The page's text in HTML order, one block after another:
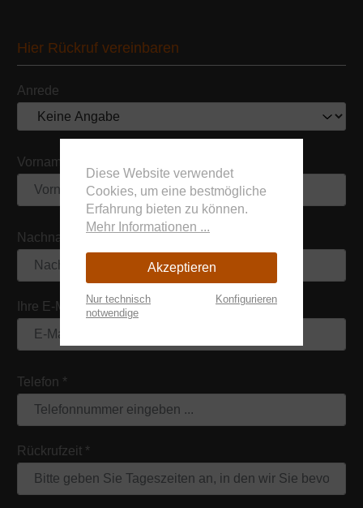
Hier Rückruf vereinbaren
Anrede
Vorname
Nachname
Ihre E-Mail-Adresse*
Telefon *
Rückrufzeit *
Diese Website verwendet
Cookies, um eine bestmögliche
Erfahrung bieten zu können.
Mehr Informationen ...
Akzeptieren
Nur technisch
notwendige
Konfigurieren